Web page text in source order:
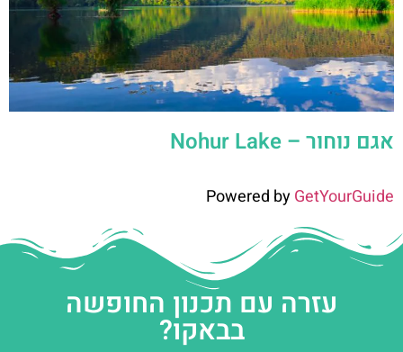
אגם נוחור – Nohur Lake
Powered byGetYourGuide
עזרה עם תכנון החופשה
בבאקו?